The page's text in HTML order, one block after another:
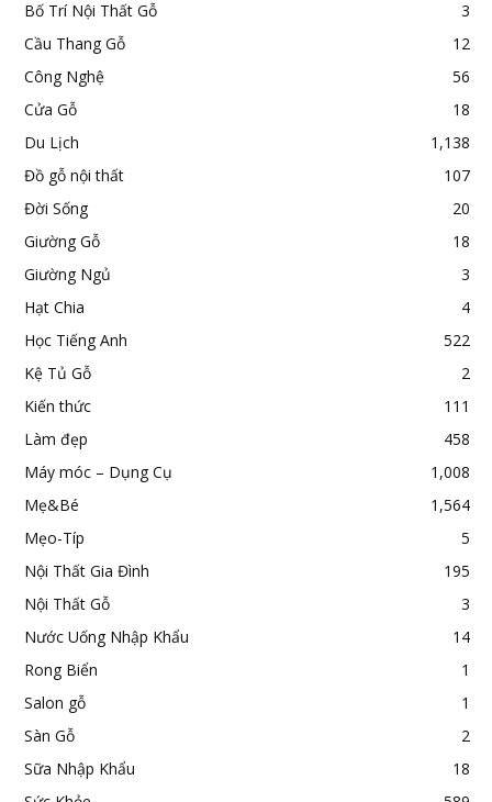
Bố Trí Nội Thất Gỗ
3
Cầu Thang Gỗ
12
Công Nghệ
56
Cửa Gỗ
18
Du Lịch
1,138
Đồ gỗ nội thất
107
Đời Sống
20
Giường Gỗ
18
Giường Ngủ
3
Hạt Chia
4
Học Tiếng Anh
522
Kệ Tủ Gỗ
2
Kiến thức
111
Làm đẹp
458
Máy móc – Dụng Cụ
1,008
Mẹ&Bé
1,564
Mẹo-Típ
5
Nội Thất Gia Đình
195
Nội Thất Gỗ
3
Nước Uống Nhập Khẩu
14
Rong Biển
1
Salon gỗ
1
Sàn Gỗ
2
Sữa Nhập Khẩu
18